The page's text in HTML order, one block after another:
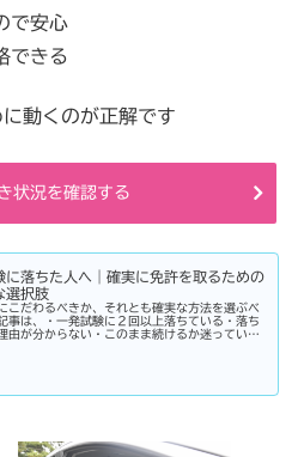
で安心
できる
動くのが正解です
状況を確認する
に落ちた人へ｜確実に免許を取るための
選択肢
こだわるべきか、それとも確実な方法を選ぶべ
事は、・一発試験に２回以上落ちている・落ち
由が分からない・このまま続けるか迷っている